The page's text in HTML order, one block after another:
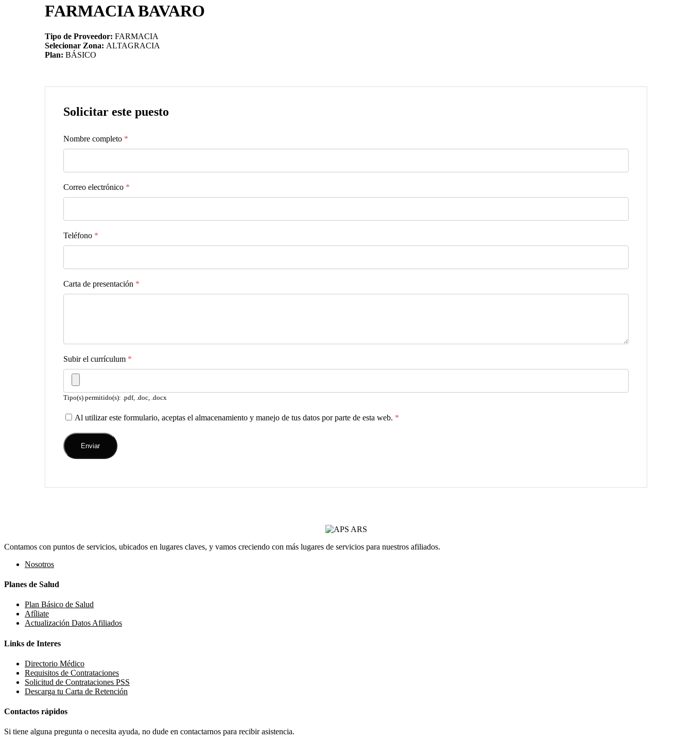
FARMACIA BAVARO
Tipo de Proveedor: FARMACIA
Selecionar Zona: ALTAGRACIA
Plan: BÁSICO
Solicitar este puesto
Nombre completo *
Correo electrónico *
Teléfono *
Carta de presentación *
Subir el currículum *
Tipo(s) permitido(s): .pdf, .doc, .docx
Al utilizar este formulario, aceptas el almacenamiento y manejo de tus datos por parte de esta web. *
Contamos con puntos de servicios, ubicados en lugares claves, y vamos creciendo con más lugares de servicios para nuestros afiliados.
Nosotros
Planes de Salud
Plan Básico de Salud
Afíliate
Actualización Datos Afiliados
Links de Interes
Directorio Médico
Requisitos de Contrataciones
Solicitud de Contrataciones PSS
Descarga tu Carta de Retención
Contactos rápidos
Si tiene alguna pregunta o necesita ayuda, no dude en contactarnos para recibir asistencia.